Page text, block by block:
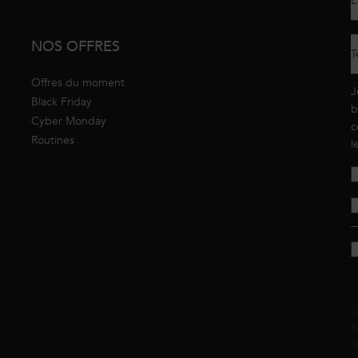
NOS OFFRES
Offres du moment
Black Friday
Cyber Monday
Routines